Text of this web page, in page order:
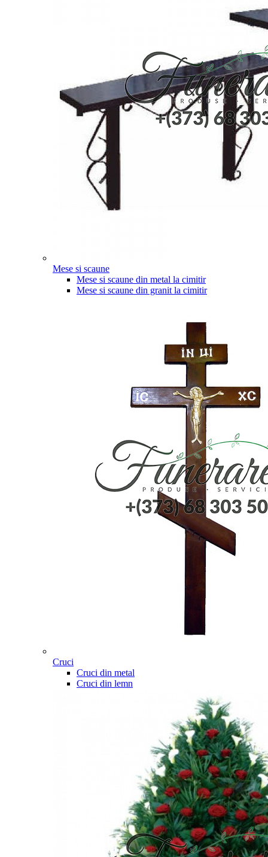
Mese si scaune
Mese si scaune din metal la cimitir
Mese si scaune din granit la cimitir
Cruci
Cruci din metal
Cruci din lemn